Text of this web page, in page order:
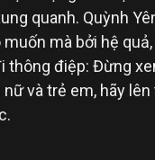
quanh. Quỳnh
mà bởi hệ
thông điệp: Đừng
nữ và trẻ em, hãy